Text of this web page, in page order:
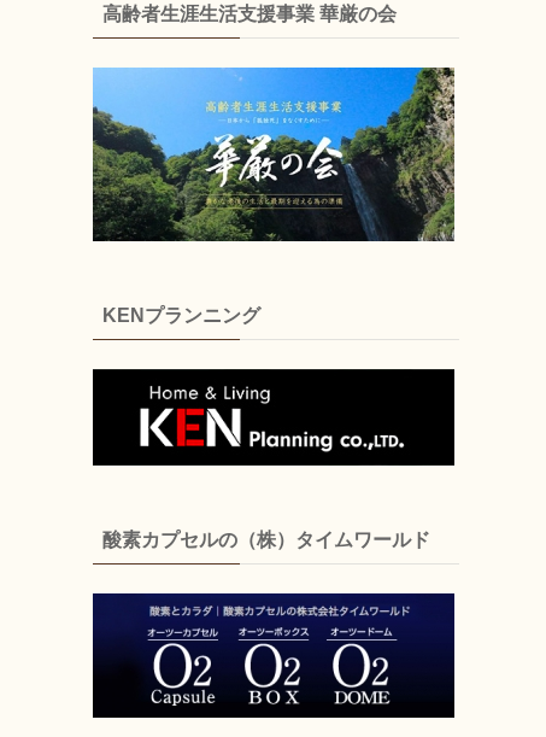
高齢者生涯生活支援事業 華厳の会
KENプランニング
酸素カプセルの（株）タイムワールド